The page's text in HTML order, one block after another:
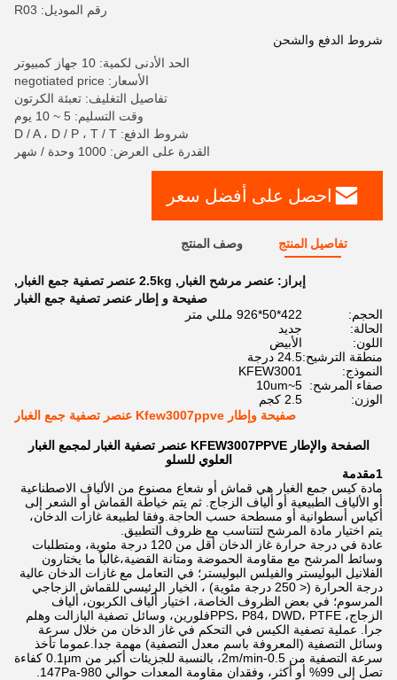
رقم الموديل: R03
شروط الدفع والشحن
الحد الأدنى لكمية: 10 جهاز كمبيوتر
الأسعار: negotiated price
تفاصيل التغليف: تعبئة الكرتون
وقت التسليم: 5 ~ 10 يوم
شروط الدفع: D / A ، D / P ، T / T
القدرة على العرض: 1000 وحدة / شهر
احصل على أفضل سعر
تفاصيل المنتج وصف المنتج
إبراز: عنصر مرشح الغبار , 2.5kg عنصر تصفية جمع الغبار
,
صفيحة و إطار عنصر تصفية جمع الغبار
الحجم:
422*50*926 مللي متر
الحالة:
جديد
اللون:
الأبيض
منطقة الترشيح:24.5 درجة
النموذج:
KFEW3001
صفاء المرشح: 5~10um
الوزن:
2.5 كجم
صفيحة وإطار Kfew3007ppve عنصر تصفية جمع الغبار
الصفحة والإطار KFEW3007PPVE عنصر تصفية الغبار لمجمع الغبار
العلوي للسلو
1مقدمة
مادة كيس جمع الغبار هي قماش أو شعاع مصنوع من الألياف الاصطناعية
أو الألياف الطبيعية أو ألياف الزجاج. ثم يتم خياطة القماش أو الشعر إلى
أكياس أسطوانية أو مسطحة حسب الحاجة.وفقا لطبيعة غازات الدخان،
يتم اختيار مادة المرشح لتتناسب مع ظروف التطبيق.
عادة في درجة حرارة غاز الدخان أقل من 120 درجة مئوية، ومتطلبات
وسائط المرشح مع مقاومة الحموضة ومتانة القضية،غالباً ما يختارون
الفلانيل البوليستر والفيلس البوليستر؛ في التعامل مع غازات الدخان عالية
درجة الحرارة (< 250 درجة مئوية) ، الخيار الرئيسي للقماش الزجاجي
المرسوم؛ في بعض الظروف الخاصة، اختيار ألياف الكربون، ألياف
الزجاج، PPS، P84، DWD، PTFEفلورين، وسائل تصفية البازالت وهلم
جرا. عملية تصفية الكيس في التحكم في غاز الدخان من خلال سرعة
وسائل التصفية (المعروفة باسم معدل التصفية) مهمة جدا.عموما تأخذ
سرعة التصفية من 0.5-2m/min، بالنسبة للجزيئات أكبر من 0.1μm كفاءة
تصل إلى 99% أو أكثر، وفقدان مقاومة المعدات حوالي 980-147Pa.